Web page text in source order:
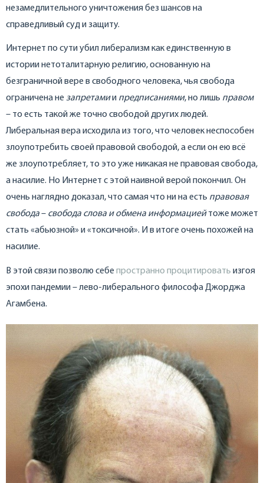
незамедлительного уничтожения без шансов на
справедливый суд и защиту.
Интернет по сути убил либерализм как единственную в
истории нетоталитарную религию, основанную на
безграничной вере в свободного человека, чья свобода
ограничена не запретамии предписаниями, но лишь правом
– то есть такой же точно свободой других людей.
Либеральная вера исходила из того, что человек неспособен
злоупотребить своей правовой свободой, а если он ею всё
же злоупотребляет, то это уже никакая не правовая свобода,
а насилие. Но Интернет с этой наивной верой покончил. Он
очень наглядно доказал, что самая что ни на есть правовая
свобода– свобода слова и обмена информациейтоже может
стать «абьюзной» и «токсичной». И в итоге очень похожей на
насилие.
В этой связи позволю себе пространно процитировать изгоя
эпохи пандемии – лево-либерального философа Джорджа
Агамбена.